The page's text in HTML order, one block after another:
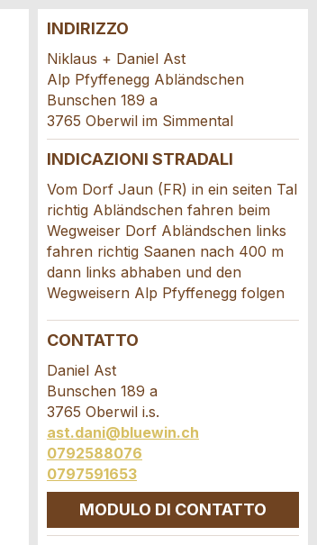
INDIRIZZO
Niklaus + Daniel Ast
Alp Pfyffenegg Abländschen
Bunschen 189 a
3765 Oberwil im Simmental
INDICAZIONI STRADALI
Vom Dorf Jaun (FR) in ein seiten Tal
richtig Abländschen fahren beim
Wegweiser Dorf Abländschen links
fahren richtig Saanen nach 400 m
dann links abhaben und den
Wegweisern Alp Pfyffenegg folgen
CONTATTO
Daniel Ast
Bunschen 189 a
3765 Oberwil i.s.
ast.dani@bluewin.ch
0792588076
0797591653
MODULO DI CONTATTO